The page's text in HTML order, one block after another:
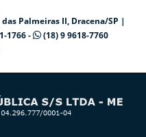
Palmeiras II, Dracena/SP |
1766 - (18) 9 9618-7760